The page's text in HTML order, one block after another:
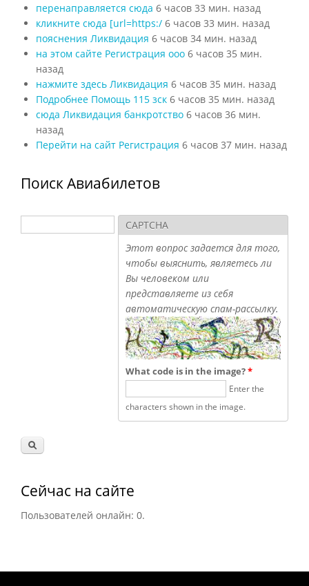
перенаправляется сюда 6 часов 33 мин. назад
кликните сюда [url=https:/ 6 часов 33 мин. назад
пояснения Ликвидация 6 часов 34 мин. назад
на этом сайте Регистрация ооо 6 часов 35 мин.
назад
нажмите здесь Ликвидация 6 часов 35 мин. назад
Подробнее Помощь 115 зск 6 часов 35 мин. назад
сюда Ликвидация банкротство 6 часов 36 мин.
назад
Перейти на сайт Регистрация 6 часов 37 мин. назад
Поиск Авиабилетов
Форма поиска
Поиск
CAPTCHA
Этот вопрос задается для того,
чтобы выяснить, являетесь ли
Вы человеком или
представляете из себя
автоматическую спам-рассылку.
What code is in the image?*
Enter the
characters shown in the image.
Сейчас на сайте
Пользователей онлайн: 0.